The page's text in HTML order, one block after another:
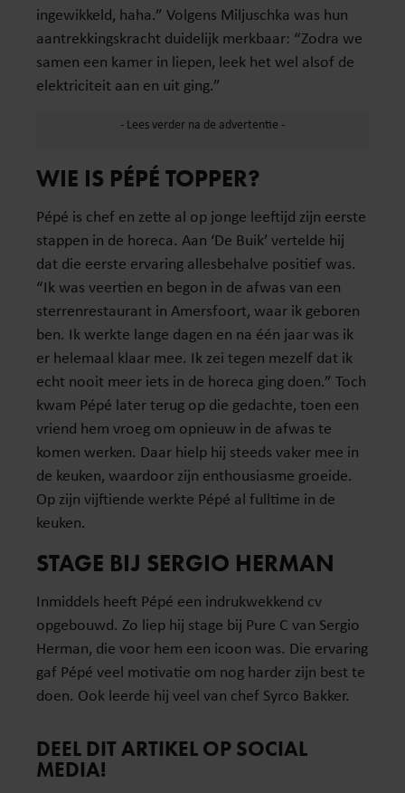
ingewikkeld, haha.” Volgens Miljuschka was hun
aantrekkingskracht duidelijk merkbaar: “Zodra we
samen een kamer in liepen, leek het wel alsof de
elektriciteit aan en uit ging.”
WIE IS PÉPÉ TOPPER?
Pépé is chef en zette al op jonge leeftijd zijn eerste
stappen in de horeca. Aan ‘De Buik’ vertelde hij
dat die eerste ervaring allesbehalve positief was.
“Ik was veertien en begon in de afwas van een
sterrenrestaurant in Amersfoort, waar ik geboren
ben. Ik werkte lange dagen en na één jaar was ik
er helemaal klaar mee. Ik zei tegen mezelf dat ik
echt nooit meer iets in de horeca ging doen.” Toch
kwam Pépé later terug op die gedachte, toen een
vriend hem vroeg om opnieuw in de afwas te
komen werken. Daar hielp hij steeds vaker mee in
de keuken, waardoor zijn enthousiasme groeide.
Op zijn vijftiende werkte Pépé al fulltime in de
keuken.
STAGE BIJ SERGIO HERMAN
Inmiddels heeft Pépé een indrukwekkend cv
opgebouwd. Zo liep hij stage bij Pure C van Sergio
Herman, die voor hem een icoon was. Die ervaring
gaf Pépé veel motivatie om nog harder zijn best te
doen. Ook leerde hij veel van chef Syrco Bakker.
DEEL DIT ARTIKEL OP SOCIAL
MEDIA!